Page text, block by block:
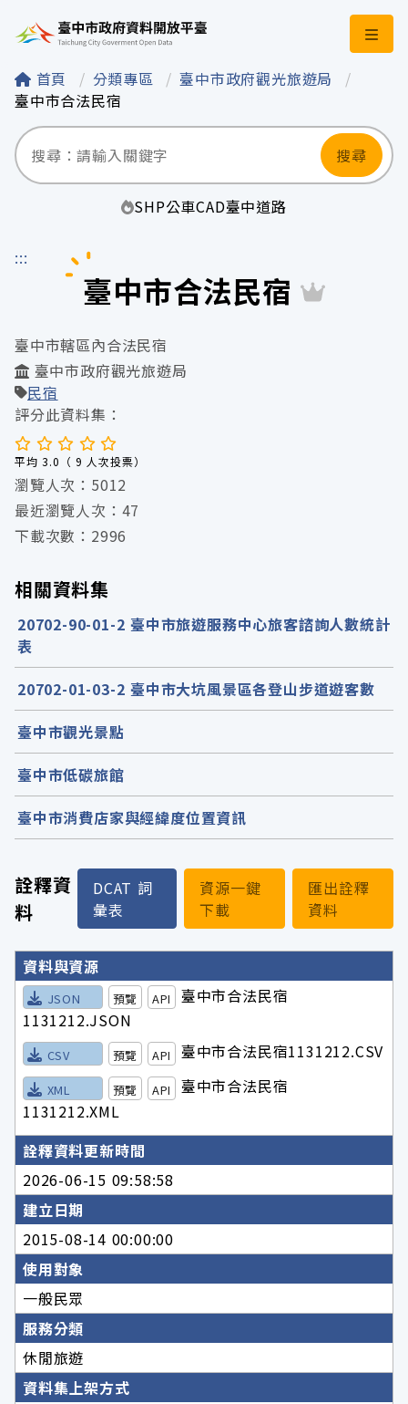
臺中市政府資料開
首頁 分類專區
臺中市政府觀光旅遊局
臺中市合法民宿
搜尋
SHP公車CAD臺中道路
:::
臺中市合法民宿
詮釋資
料
DCAT 詞
彙表
資源一鍵
下載
匯出詮釋
資料
詮釋資料詳細內容
資料與資源
JSON 預覽 API
臺中市合法民宿
1131212.JSON
CSV 預覽 API 臺中市合法民宿1131212.CSV
XML 預覽 API
臺中市合法民宿
1131212.XML
詮釋資料更新時間
2026-06-15 09:58:58
建立日期
2015-08-14 00:00:00
使用對象
一般民眾
服務分類
休閒旅遊
資料集上架方式
臺中市轄區內合法民宿
臺中市政府觀光旅遊局
民宿
評分此資料集：
平均 3.0（ 9 人次投票）
瀏覽人次：5012
最近瀏覽人次：47
下載次數：2996
相關資料集
20702-90-01-2 臺中市旅遊服務中心旅客諮詢人數統計
表
20702-01-03-2 臺中市大坑風景區各登山步道遊客數
臺中市觀光景點
臺中市低碳旅館
臺中市消費店家與經緯度位置資訊